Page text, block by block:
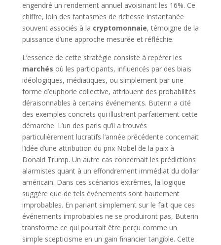
engendré un rendement annuel avoisinant les 16%. Ce
chiffre, loin des fantasmes de richesse instantanée
souvent associés à la cryptomonnaie, témoigne de la
puissance d’une approche mesurée et réfléchie.
L’essence de cette stratégie consiste à repérer les
marchés où les participants, influencés par des biais
idéologiques, médiatiques, ou simplement par une
forme d’euphorie collective, attribuent des probabilités
déraisonnables à certains événements. Buterin a cité
des exemples concrets qui illustrent parfaitement cette
démarche. L’un des paris qu’il a trouvés
particulièrement lucratifs l’année précédente concernait
l’idée d’une attribution du prix Nobel de la paix à
Donald Trump. Un autre cas concernait les prédictions
alarmistes quant à un effondrement immédiat du dollar
américain. Dans ces scénarios extrêmes, la logique
suggère que de tels événements sont hautement
improbables. En pariant simplement sur le fait que ces
événements improbables ne se produiront pas, Buterin
transforme ce qui pourrait être perçu comme un
simple scepticisme en un gain financier tangible. Cette